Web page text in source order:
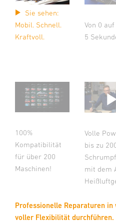
Sie sehen:
Mobil. Schnell.
Kraftvoll.
Von 0 auf
5
100%
Kompatibilität
für über 200
Maschinen!
Volle
bis zu 200
mit dem
Professionelle Reparaturen in
voller Flexibilität durchführen.